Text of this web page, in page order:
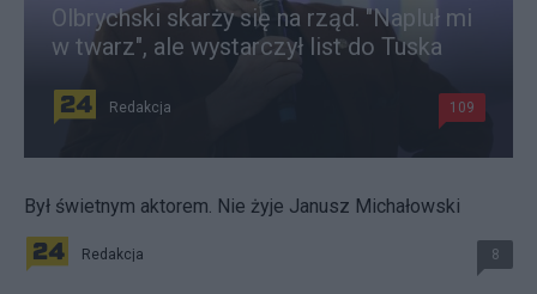
Olbrychski skarży się na rząd. "Napluł mi
w twarz", ale wystarczył list do Tuska
Redakcja 109
Był świetnym aktorem. Nie żyje Janusz Michałowski
Redakcja 8